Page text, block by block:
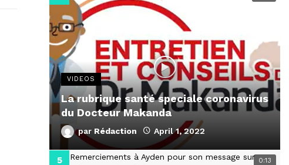
VIDEOS
La rubrique santé speciale coronavirus
du Docteur Makanda
par Rédaction April 1, 2022
0:13